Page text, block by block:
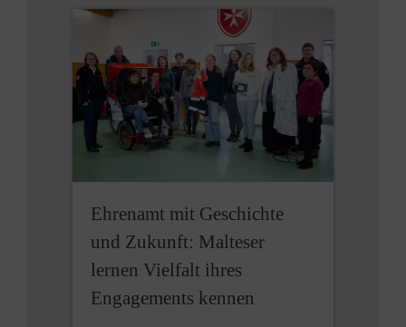
Ehrenamt mit Geschichte
und Zukunft: Malteser
lernen Vielfalt ihres
Engagements kennen